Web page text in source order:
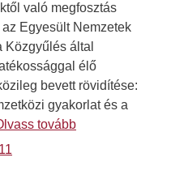
való megfosztás
Egyesült Nemzetek
Közgyűlés által
élő
bevett rövidítése:
gyakorlat és a
tovább